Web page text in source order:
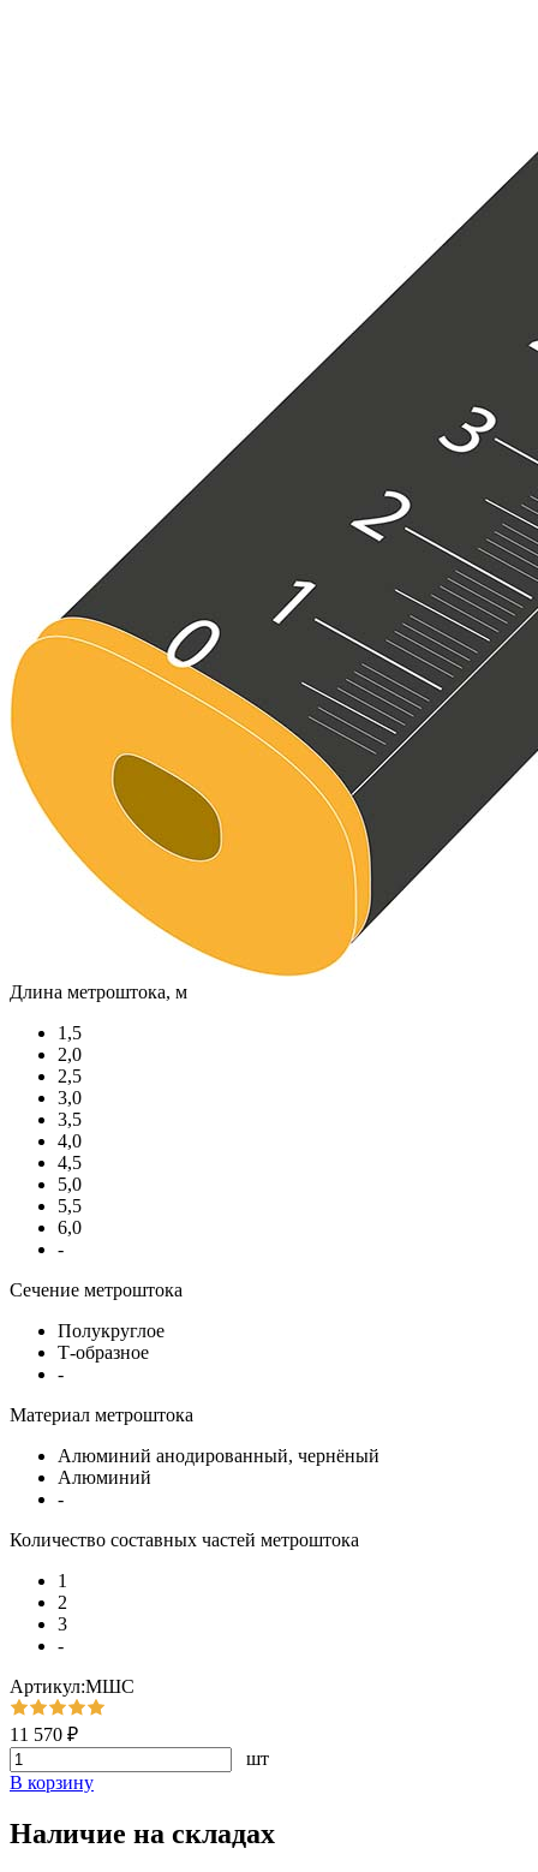
Длина метроштока, м
1,5
2,0
2,5
3,0
3,5
4,0
4,5
5,0
5,5
6,0
-
Сечение метроштока
Полукруглое
Т-образное
-
Материал метроштока
Алюминий анодированный, чернёный
Алюминий
-
Количество составных частей метроштока
1
2
3
-
Артикул:МШС
11 570 ₽
шт
В корзину
Наличие на складах